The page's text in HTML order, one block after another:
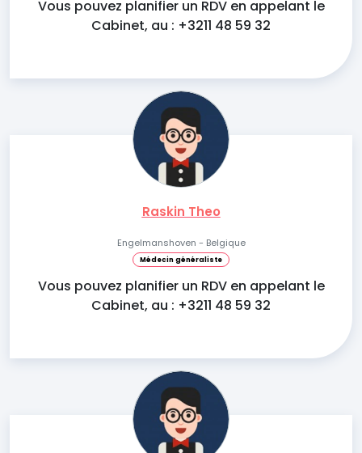
Vous pouvez planifier un RDV en appelant le
Cabinet, au : +3211 48 59 32
Raskin Theo
Engelmanshoven - Belgique
Médecin généraliste
Vous pouvez planifier un RDV en appelant le
Cabinet, au : +3211 48 59 32